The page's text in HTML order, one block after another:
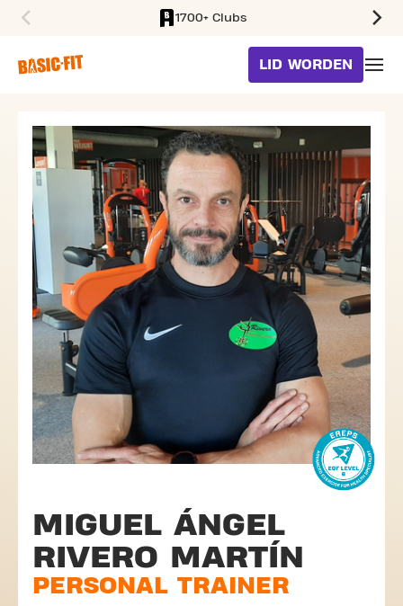
1700+ Clubs
LID WORDEN
MIGUEL ÁNGEL
RIVERO MARTÍN
PERSONAL TRAINER